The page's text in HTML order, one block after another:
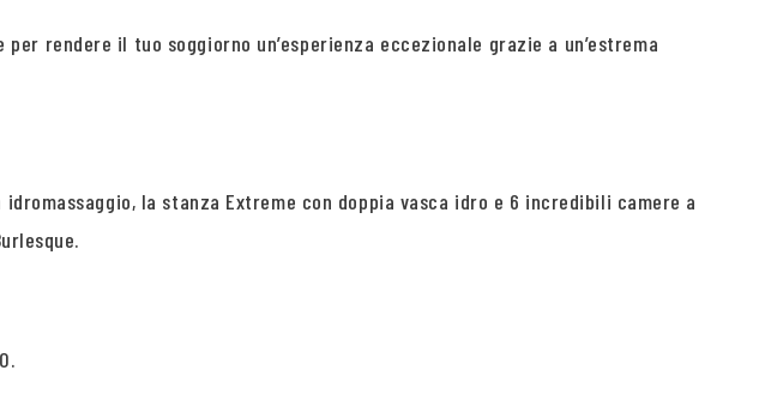
rendere il tuo soggiorno un’esperienza eccezionale grazie a un’estrema
la stanza Extreme con doppia vasca idro e 6 incredibili camere a